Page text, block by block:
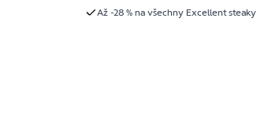
Až -28 % na všechny Excellent steaky